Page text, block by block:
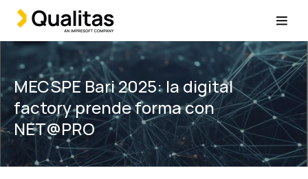
MECSPE Bari 2025: la digital
factory prende forma con
NET@PRO